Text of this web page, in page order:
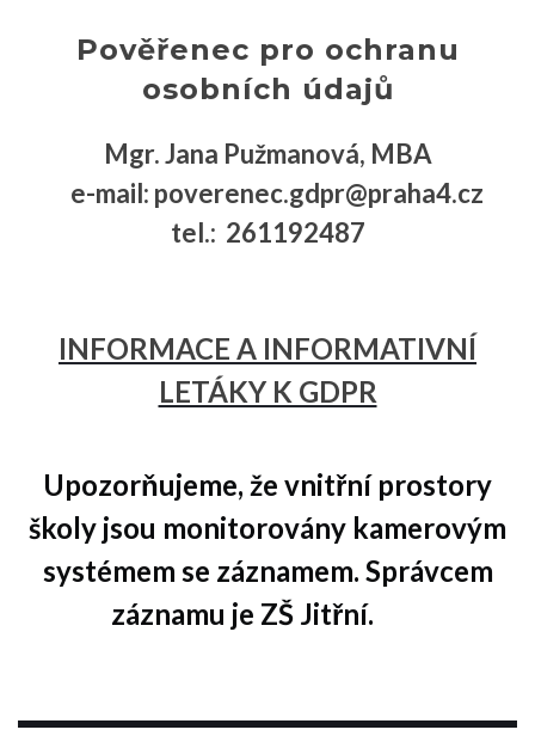
Pověřenec pro ochranu
osobních údajů
Mgr. Jana Pužmanová, MBA
e-mail: poverenec.gdpr@praha4.cz
tel.: 261192487
INFORMACE A INFORMATIVNÍ
LETÁKY K GDPR
Upozorňujeme, že vnitřní prostory
školy jsou monitorovány kamerovým
systémem se záznamem. Správcem
záznamu je ZŠ Jitřní.